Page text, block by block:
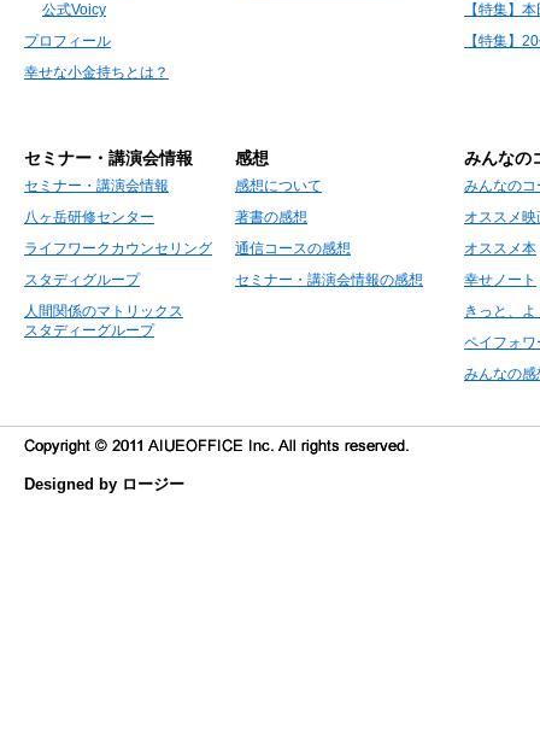
公式Voicy
プロフィール
幸せな小金持ちとは？
【特集】
【特集】
セミナー・講演会情報
セミナー・講演会情報
八ヶ岳研修センター
ライフワークカウンセリング
スタディグループ
人間関係のマトリックス
スタディーグループ
感想
感想について
著書の感想
通信コースの感想
セミナー・講演会情報の感想
みんなの
みんなの
オススメ映
オススメ本
幸せノート
きっと、
ペイフォワ
みんなの感
Designed by ロージー